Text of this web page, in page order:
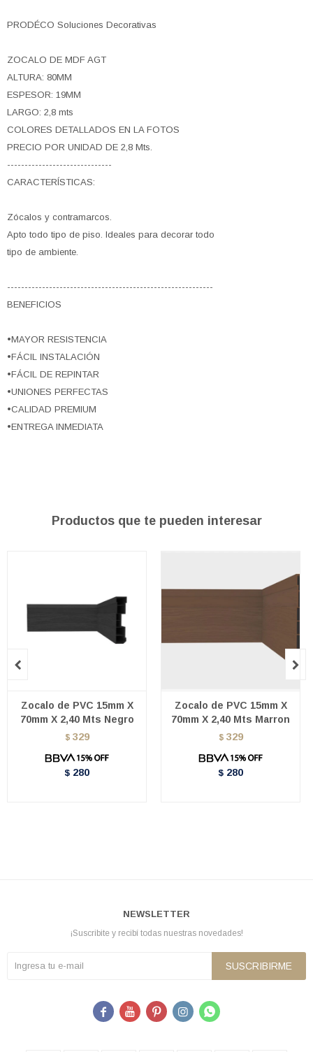
PRODÉCO Soluciones Decorativas
ZOCALO DE MDF AGT
ALTURA: 80MM
ESPESOR: 19MM
LARGO: 2,8 mts
COLORES DETALLADOS EN LA FOTOS
PRECIO POR UNIDAD DE 2,8 Mts.
------------------------------
CARACTERÍSTICAS:
Zócalos y contramarcos.
Apto todo tipo de piso. Ideales para decorar todo
tipo de ambiente.
-----------------------------------------------------------
BENEFICIOS
•MAYOR RESISTENCIA
•FÁCIL INSTALACIÓN
•FÁCIL DE REPINTAR
•UNIONES PERFECTAS
•CALIDAD PREMIUM
•ENTREGA INMEDIATA
Productos que te pueden interesar
Zocalo de PVC 15mm X
70mm X 2,40 Mts Negro
$ 329
$ 280
Zocalo de PVC 15mm X
70mm X 2,40 Mts Marron
$ 329
$ 280
 
NEWSLETTER
¡Suscribite y recibí todas nuestras novedades!
SUSCRIBIRME
    